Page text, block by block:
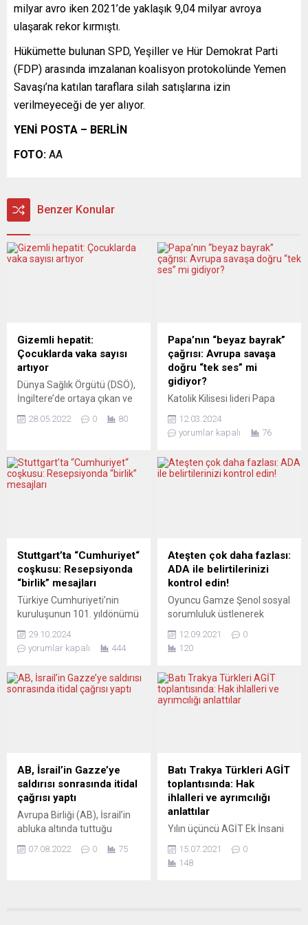
milyar avro iken 2021’de yaklaşık 9,04 milyar avroya
ulaşarak rekor kırmıştı.
Hükümette bulunan SPD, Yeşiller ve Hür Demokrat Parti
(FDP) arasında imzalanan koalisyon protokolünde Yemen
Savaşı’na katılan taraflara silah satışlarına izin
verilmeyeceği de yer alıyor.
YENİ POSTA – BERLİN
FOTO: AA
Benzer Konular
Gizemli hepatit:
Çocuklarda vaka sayısı
artıyor
Dünya Sağlık Örgütü (DSÖ),
İngiltere’de ortaya çıkan ve
ülkede görülen nedeni
az 650’ye çıktığını, 9
çocuğun virüs nedeniyle
raporlanan vakaların
incelenmesi sonucu mevcut
durumda 33 ülkeden...
28.05.2022 0 80
Papa’nın “beyaz bayrak”
çağrısı: Avrupa savaşa
doğru “tek ses” mi
gidiyor?
Katolik Kilisesi lideri Papa
Ukrayna’yı işgaliyle ilgili
‘beyaz bayrak’ çekmesi
Alman siyset ve medyası
aktörlerin müzakerelerde
arabuluculuğa hazır
olduğunu
ölümlere son vermek için
Rusya ile müzakerelere
başvurmaya çağırması pek
çok...
12.03.2024
yorumlar kapalı
76
Stuttgart’ta “Cumhuriyet“
coşkusu: Resepsiyonda
“birlik” mesajları
Türkiye Cumhuriyeti’nin
kuruluşunun 101. yıldönümü
coşkuyla kutlandı. Baden
Württemberg eyaletinin
Başkonsolosluğu‘nun
düzenlediği resepsiyonda
AŞ TUSAŞ’a yönelik hain
terör saldırısını
kınayan Ankara’da
Başkonsolos Makbule Koçak
Kaçar Almanya’daki
insanımızın Alman toplumu
ile uyum ve barış içinde
29.10.2024
yorumlar kapalı
444
Ateşten çok daha fazlası:
ADA ile belirtilerinizi
kontrol edin!
Oyuncu Gamze Şenol sosyal
sorumluluk üstlenerek
hakkında Türkiye kökenlileri
anadillerinde
ediyor. Şenol, günümüzde
ADA adlı cep telefonu
Gamze Şenol, Ailevi Akdeniz
Ateşi’nin (FMF) Akdeniz
bölgesinden gelenlerde
daha sık görüldüğüne işaret
12.09.2021
0
120
AB, İsrail’in Gazze’ye
saldırısı sonrasında itidal
çağrısı yaptı
Avrupa Birliği (AB), İsrail’in
abluka altında tuttuğu
saldırılarının ardından ”tüm
07.08.2022 0 75
Batı Trakya Türkleri AGİT
toplantısında: Hak
ihlalleri ve ayrımcılığı
anlattılar
Yılın üçüncü AGİT Ek İnsani
BTAYTD ve DEB partisi
temsilcilerinden oluşan Batı
15.07.2021
0
148